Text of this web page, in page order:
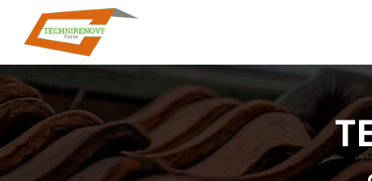
contenu
principal